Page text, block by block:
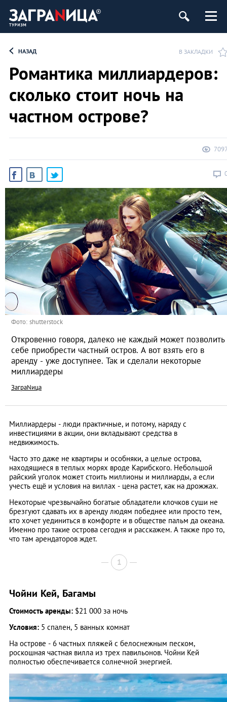
НАЗАД В ЗАКЛАДКИ
Романтика миллиардеров:
сколько стоит ночь на
частном острове?
Фото: shutterstock
Откровенно говоря, далеко не каждый может позволить
себе приобрести частный остров. А вот взять его в
аренду - уже доступнее. Так и сделали некоторые
миллиардеры
ЗаграNица
Миллиардеры - люди практичные, и потому, наряду с
инвестициями в акции, они вкладывают средства в
недвижимость.
Часто это даже не квартиры и особняки, а целые острова,
находящиеся в теплых морях вроде Карибского. Небольшой
райский уголок может стоить миллионы и миллиарды, а если
учесть ещё и условия на виллах - цена растет, как на дрожжах.
Некоторые чрезвычайно богатые обладатели клочков суши не
брезгуют сдавать их в аренду людям победнее или просто тем,
кто хочет уединиться в комфорте и в обществе пальм да океана.
Именно про такие острова сегодня и расскажем. А также про то,
что там арендаторов ждет.
1
Чойни Кей, Багамы
Стоимость аренды: $21 000 за ночь
Условия: 5 спален, 5 ванных комнат
На острове - 6 частных пляжей с белоснежным песком,
роскошная частная вилла из трех павильонов. Чойни Кей
полностью обеспечивается солнечной энергией.